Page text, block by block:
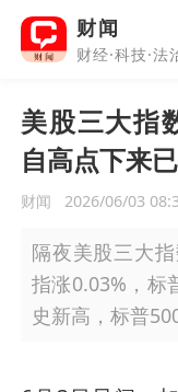
财闻
财经·科技·法
美股三大指
自高点下来
财闻 2026/06/03
隔夜美股三大
指涨0.03%，标
史新高，标普